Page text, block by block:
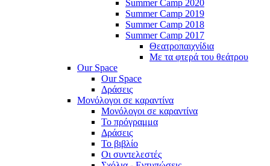
Summer Camp 2020
Summer Camp 2019
Summer Camp 2018
Summer Camp 2017
Θεατροπαιχνίδια
Με τα φτερά του θεάτρου
Our Space
Our Space
Δράσεις
Μονόλογοι σε καραντίνα
Μονόλογοι σε καραντίνα
Το πρόγραμμα
Δράσεις
Το βιβλίο
Οι συντελεστές